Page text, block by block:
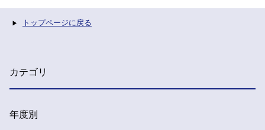
トップページに戻る
カテゴリ
年度別